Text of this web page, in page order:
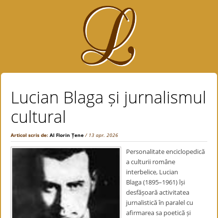
Lucian Blaga și jurnalismul
cultural
Articol scris de:Al Florin Țene / 13 apr. 2026
Personalitate enciclopedică
a culturii române
interbelice, Lucian
Blaga (1895–1961) își
desfășoară activitatea
jurnalistică în paralel cu
afirmarea sa poetică și